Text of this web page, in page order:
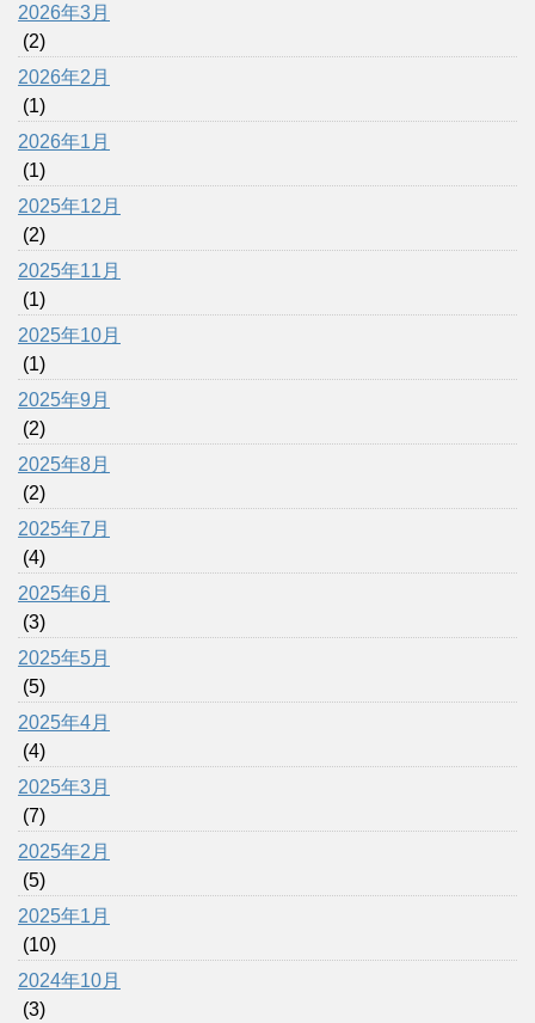
2026年3月
(2)
2026年2月
(1)
2026年1月
(1)
2025年12月
(2)
2025年11月
(1)
2025年10月
(1)
2025年9月
(2)
2025年8月
(2)
2025年7月
(4)
2025年6月
(3)
2025年5月
(5)
2025年4月
(4)
2025年3月
(7)
2025年2月
(5)
2025年1月
(10)
2024年10月
(3)